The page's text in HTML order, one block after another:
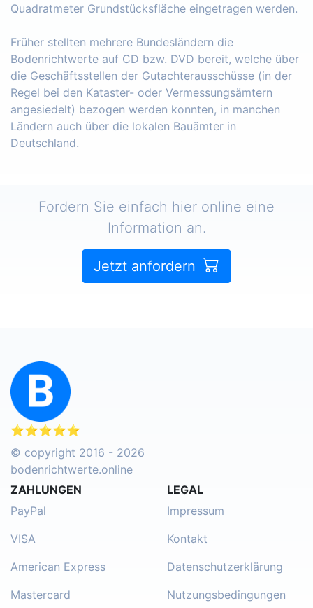
Quadratmeter Grundstücksfläche eingetragen werden.
Früher stellten mehrere Bundesländern die
Bodenrichtwerte auf CD bzw. DVD bereit, welche über
die Geschäftsstellen der Gutachterausschüsse (in der
Regel bei den Kataster- oder Vermessungsämtern
angesiedelt) bezogen werden konnten, in manchen
Ländern auch über die lokalen Bauämter in
Deutschland.
Fordern Sie einfach hier online eine
Information an.
Jetzt anfordern
⭐⭐⭐⭐⭐
© copyright 2016 - 2026
bodenrichtwerte.online
ZAHLUNGEN
PayPal
VISA
American Express
Mastercard
LEGAL
Impressum
Kontakt
Datenschutzerklärung
Nutzungsbedingungen